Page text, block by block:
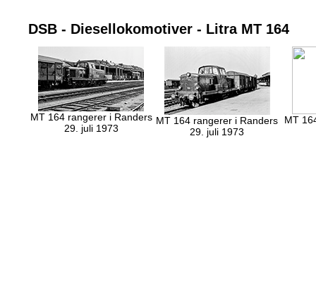
DSB - Diesellokomotiver - Litra MT 164
MT 164 rangerer i Randers
29. juli 1973
MT 164 rangerer i Randers
29. juli 1973
MT